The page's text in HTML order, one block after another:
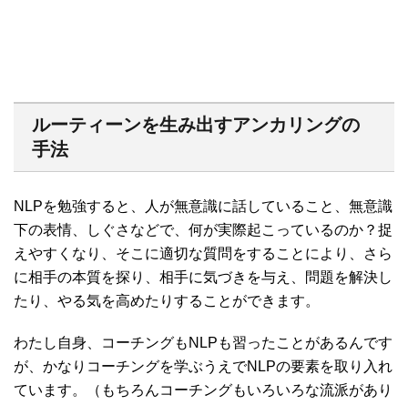
ルーティーンを生み出すアンカリングの
手法
NLPを勉強すると、人が無意識に話していること、無意識
下の表情、しぐさなどで、何が実際起こっているのか？捉
えやすくなり、そこに適切な質問をすることにより、さら
に相手の本質を探り、相手に気づきを与え、問題を解決し
たり、やる気を高めたりすることができます。
わたし自身、コーチングもNLPも習ったことがあるんです
が、かなりコーチングを学ぶうえでNLPの要素を取り入れ
ています。（もちろんコーチングもいろいろな流派があり